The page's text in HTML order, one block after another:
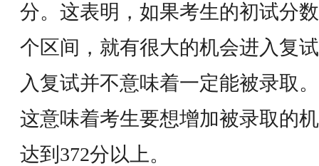
分。这表明，如果考生的初试分
个区间，就有很大的机会进入复
入复试并不意味着一定能被录取
这意味着考生要想增加被录取的
达到372分以上。